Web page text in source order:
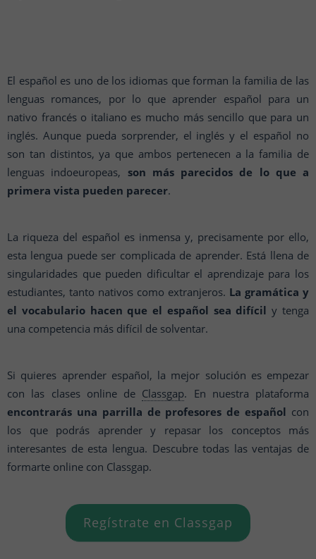
El español es uno de los idiomas que forman la familia de las
lenguas romances, por lo que aprender español para un
nativo francés o italiano es mucho más sencillo que para un
inglés. Aunque pueda sorprender, el inglés y el español no
son tan distintos, ya que ambos pertenecen a la familia de
lenguas indoeuropeas, son más parecidos de lo que a
primera vista pueden parecer.
La riqueza del español es inmensa y, precisamente por ello,
esta lengua puede ser complicada de aprender. Está llena de
singularidades que pueden dificultar el aprendizaje para los
estudiantes, tanto nativos como extranjeros. La gramática y
el vocabulario hacen que el español sea difícil y tenga
una competencia más difícil de solventar.
Si quieres aprender español, la mejor solución es empezar
con las clases online de Classgap. En nuestra plataforma
encontrarás una parrilla de profesores de español con
los que podrás aprender y repasar los conceptos más
interesantes de esta lengua. Descubre todas las ventajas de
formarte online con Classgap.
Regístrate en Classgap